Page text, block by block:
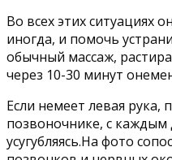
Во всех этих ситуациях
иногда, и помочь
обычный массаж,
через 10-30 минут
Если немеет левая
позвоночнике, с
усугубляясь.На фото